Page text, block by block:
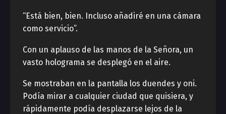
“Está bien, bien. Incluso añadiré en una cámara
como servicio”.
Con un aplauso de las manos de la Señora, un
vasto holograma se desplegó en el aire.
Se mostraban en la pantalla los duendes y oni.
Podía mirar a cualquier ciudad que quisiera, y
rápidamente podía desplazarse lejos de la